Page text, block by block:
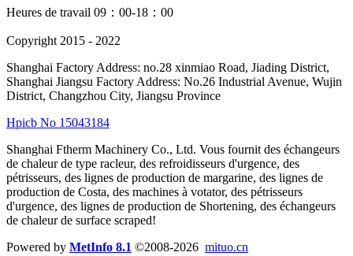
Heures de travail 09：00-18：00
Copyright 2015 - 2022
Shanghai Factory Address: no.28 xinmiao Road, Jiading District,
Shanghai Jiangsu Factory Address: No.26 Industrial Avenue, Wujin
District, Changzhou City, Jiangsu Province
Hpicb No 15043184
Shanghai Ftherm Machinery Co., Ltd. Vous fournit des échangeurs
de chaleur de type racleur, des refroidisseurs d'urgence, des
pétrisseurs, des lignes de production de margarine, des lignes de
production de Costa, des machines à votator, des pétrisseurs
d'urgence, des lignes de production de Shortening, des échangeurs
de chaleur de surface scraped!
Powered by MetInfo 8.1 ©2008-2026 mituo.cn